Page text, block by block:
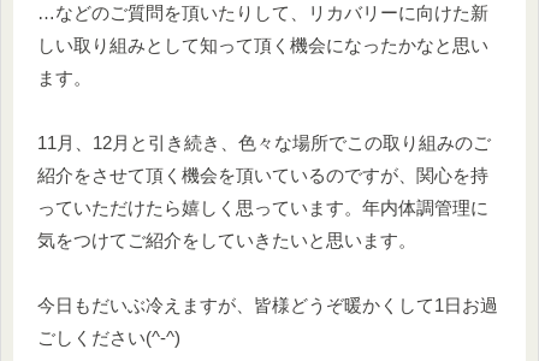
…などのご質問を頂いたりして、リカバリーに向けた新
しい取り組みとして知って頂く機会になったかなと思い
ます。
11月、12月と引き続き、色々な場所でこの取り組みのご
紹介をさせて頂く機会を頂いているのですが、関心を持
っていただけたら嬉しく思っています。年内体調管理に
気をつけてご紹介をしていきたいと思います。
今日もだいぶ冷えますが、皆様どうぞ暖かくして1日お過
ごしください(^-^)